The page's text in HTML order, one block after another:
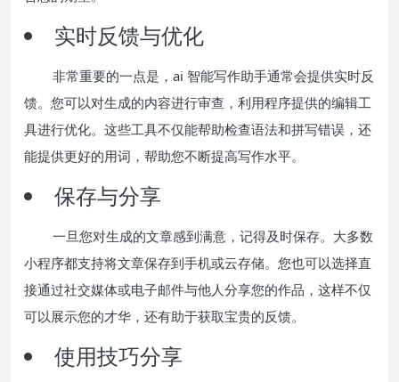
实时反馈与优化
非常重要的一点是，ai 智能写作助手通常会提供实时反
馈。您可以对生成的内容进行审查，利用程序提供的编辑工
具进行优化。这些工具不仅能帮助检查语法和拼写错误，还
能提供更好的用词，帮助您不断提高写作水平。
保存与分享
一旦您对生成的文章感到满意，记得及时保存。大多数
小程序都支持将文章保存到手机或云存储。您也可以选择直
接通过社交媒体或电子邮件与他人分享您的作品，这样不仅
可以展示您的才华，还有助于获取宝贵的反馈。
使用技巧分享